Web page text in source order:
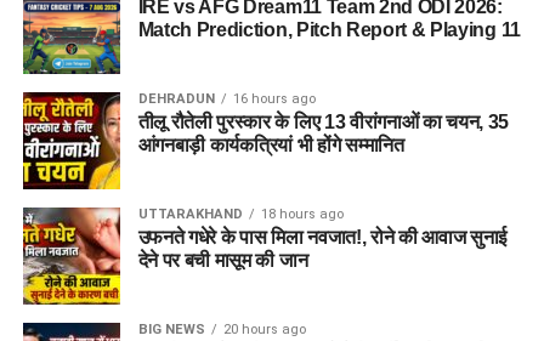
IRE vs AFG Dream11 Team 2nd ODI 2026:
Match Prediction, Pitch Report & Playing 11
DEHRADUN 16 hours ago
तीलू रौतेली पुरस्कार के लिए 13 वीरांगनाओं का चयन, 35
आंगनबाड़ी कार्यकत्रियां भी होंगे सम्मानित
UTTARAKHAND 18 hours ago
उफनते गधेरे के पास मिला नवजात!, रोने की आवाज सुनाई
देने पर बची मासूम की जान
BIG NEWS 20 hours ago